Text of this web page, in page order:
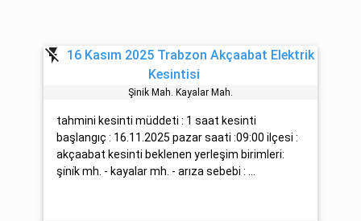
flash_off
16 Kasım 2025 Trabzon Akçaabat Elektrik
Kesintisi
Şi̇ni̇k Mah. Kayalar Mah.
tahmini kesinti müddeti : 1 saat kesinti
başlangıç : 16.11.2025 pazar saati :09:00 ilçesi :
akçaabat kesinti beklenen yerleşim birimleri:
şi̇ni̇k mh. - kayalar mh. - arıza sebebi : ...